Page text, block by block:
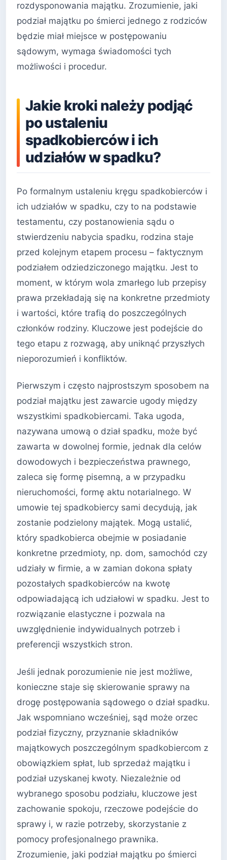
rozdysponowania majątku. Zrozumienie, jaki
podział majątku po śmierci jednego z rodziców
będzie miał miejsce w postępowaniu
sądowym, wymaga świadomości tych
możliwości i procedur.
Jakie kroki należy podjąć
po ustaleniu
spadkobierców i ich
udziałów w spadku?
Po formalnym ustaleniu kręgu spadkobierców i
ich udziałów w spadku, czy to na podstawie
testamentu, czy postanowienia sądu o
stwierdzeniu nabycia spadku, rodzina staje
przed kolejnym etapem procesu – faktycznym
podziałem odziedziczonego majątku. Jest to
moment, w którym wola zmarłego lub przepisy
prawa przekładają się na konkretne przedmioty
i wartości, które trafią do poszczególnych
członków rodziny. Kluczowe jest podejście do
tego etapu z rozwagą, aby uniknąć przyszłych
nieporozumień i konfliktów.
Pierwszym i często najprostszym sposobem na
podział majątku jest zawarcie ugody między
wszystkimi spadkobiercami. Taka ugoda,
nazywana umową o dział spadku, może być
zawarta w dowolnej formie, jednak dla celów
dowodowych i bezpieczeństwa prawnego,
zaleca się formę pisemną, a w przypadku
nieruchomości, formę aktu notarialnego. W
umowie tej spadkobiercy sami decydują, jak
zostanie podzielony majątek. Mogą ustalić,
który spadkobierca obejmie w posiadanie
konkretne przedmioty, np. dom, samochód czy
udziały w firmie, a w zamian dokona spłaty
pozostałych spadkobierców na kwotę
odpowiadającą ich udziałowi w spadku. Jest to
rozwiązanie elastyczne i pozwala na
uwzględnienie indywidualnych potrzeb i
preferencji wszystkich stron.
Jeśli jednak porozumienie nie jest możliwe,
konieczne staje się skierowanie sprawy na
drogę postępowania sądowego o dział spadku.
Jak wspomniano wcześniej, sąd może orzec
podział fizyczny, przyznanie składników
majątkowych poszczególnym spadkobiercom z
obowiązkiem spłat, lub sprzedaż majątku i
podział uzyskanej kwoty. Niezależnie od
wybranego sposobu podziału, kluczowe jest
zachowanie spokoju, rzeczowe podejście do
sprawy i, w razie potrzeby, skorzystanie z
pomocy profesjonalnego prawnika.
Zrozumienie, jaki podział majątku po śmierci